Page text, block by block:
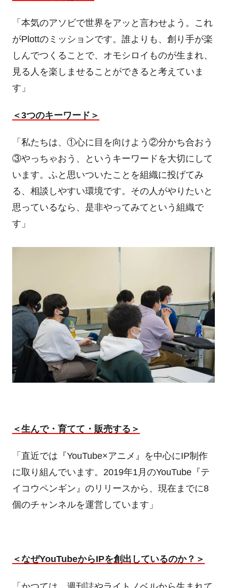
「本気のアソビで世界をアッと言わせよう。これ
がPlottのミッションです。誰よりも、創り手が楽
しんでつくることで、オモシロイものが生まれ、
見る人を楽しませることができると考えていま
す」
＜3つのキーワード＞
「私たちは、①心に目を向けよう②分かち合おう
③やっちゃおう、というキーワードを大切にして
います。ふと思いついたことを組織に投げてみ
る、相談しやすい環境です。その人がやりたいと
思っているなら、是非やってみてという組織で
す」
＜生んで・育てて・販売する＞
「直近では『YouTube×アニメ』を中心にIP制作
に取り組んでいます。 2019年1月のYouTube『テ
イコウペンギン』のリリースから、現在までに8
個のチャンネルを運営しています」
＜なぜYouTubeからIPを創出しているのか？＞